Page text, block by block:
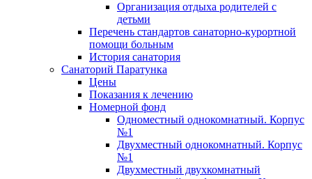
Организация отдыха родителей с
детьми
Перечень стандартов санаторно-курортной
помощи больным
История санатория
Санаторий Паратунка
Цены
Показания к лечению
Номерной фонд
Одноместный однокомнатный. Корпус
№1
Двухместный однокомнатный. Корпус
№1
Двухместный двухкомнатный